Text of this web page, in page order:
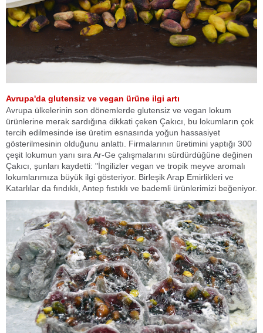
Avrupa'da glutensiz ve vegan ürüne ilgi artı
Avrupa ülkelerinin son dönemlerde glutensiz ve vegan lokum
ürünlerine merak sardığına dikkati çeken Çakıcı, bu lokumların çok
tercih edilmesinde ise üretim esnasında yoğun hassasiyet
gösterilmesinin olduğunu anlattı. Firmalarının üretimini yaptığı 300
çeşit lokumun yanı sıra Ar-Ge çalışmalarını sürdürdüğüne değinen
Çakıcı, şunları kaydetti: "İngilizler vegan ve tropik meyve aromalı
lokumlarımıza büyük ilgi gösteriyor. Birleşik Arap Emirlikleri ve
Katarlılar da fındıklı, Antep fıstıklı ve bademli ürünlerimizi beğeniyor.